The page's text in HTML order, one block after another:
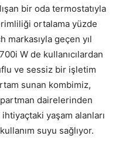
bir oda termostatıyla
ortalama yüzde
markasıyla geçen yıl
W de kullanıcılardan
ve sessiz bir işletim
sunan kombimiz,
dairelerinden
yaşam alanları
suyu sağlıyor.